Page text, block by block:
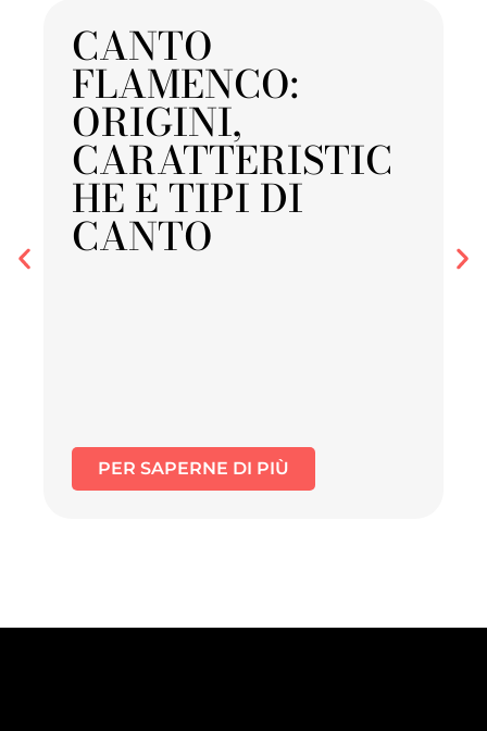
CANTO
FLAMENCO:
ORIGINI,
CARATTERISTIC
HE E TIPI DI
CANTO
PER SAPERNE DI PIÙ